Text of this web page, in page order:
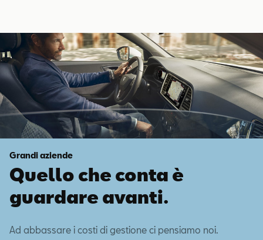
Grandi aziende
Quello che conta è
guardare avanti.
Ad abbassare i costi di gestione ci pensiamo noi.